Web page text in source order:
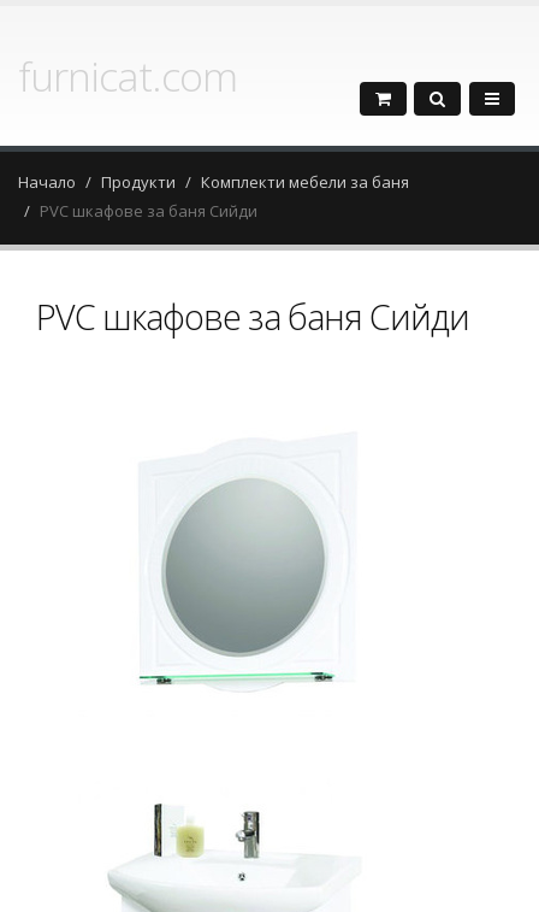
furnicat.com
Начало Продукти
Комплекти мебели за баня
PVC шкафове за баня Сийди
PVC шкафове за баня Сийди